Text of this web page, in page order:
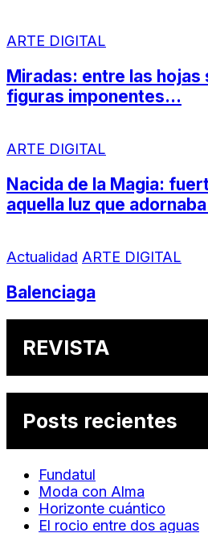
ARTE DIGITAL
Miradas: entre las hojas
figuras imponentes…
ARTE DIGITAL
Nacida de la Magia:
aquella luz que
Actualidad ARTE DIGITAL
Balenciaga
REVISTA
Posts recientes
Fundatul
Moda con Alma
Horizonte cuántico
El rocio entre dos aguas